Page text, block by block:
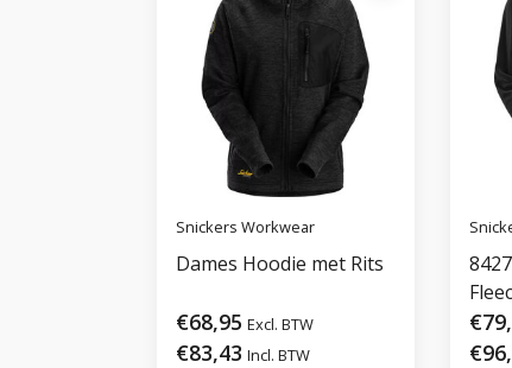
Snickers Workwear
Dames Hoodie met Rits
€68,95 Excl. BTW
€83,43 Incl. BTW